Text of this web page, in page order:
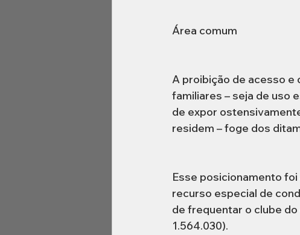
Área comum
A proibição de acesso e
familiares – seja de uso
de expor
residem – foge dos
Esse posicionamento
recurso especial de
de frequentar o clube
1.564.030).